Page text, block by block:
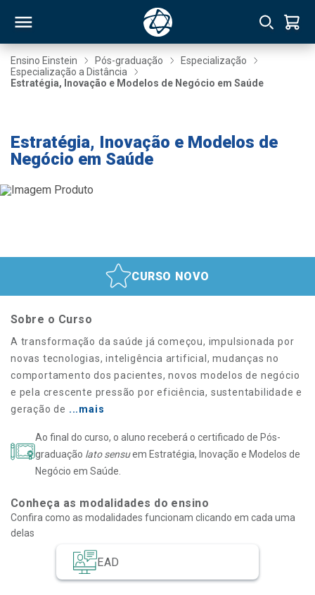
Ensino Einstein Pós-graduação
Especialização
Especialização a Distância
Estratégia, Inovação e Modelos de Negócio em Saúde
Estratégia, Inovação e Modelos de
Negócio em Saúde
CURSO NOVO
Sobre o Curso
A transformação da saúde já começou, impulsionada por
novas tecnologias, inteligência artificial, mudanças no
comportamento dos pacientes, novos modelos de negócio
e pela crescente pressão por eficiência, sustentabilidade e
geração de ...mais
Ao final do curso, o aluno receberá o certificado de Pós-
graduação lato sensuem Estratégia, Inovação e Modelos de
Negócio em Saúde.
Conheça as modalidades do ensino
EAD
Confira como as modalidades funcionam clicando em cada uma
delas